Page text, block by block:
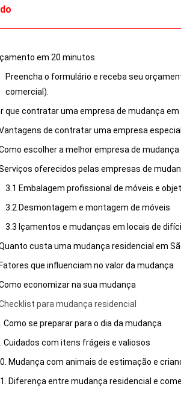
em 20 minutos
Preencha o formulário e receba seu
comercial).
que contratar uma empresa de mudança em
de contratar uma empresa
escolher a melhor empresa de mudança
oferecidos pelas empresas de
3.1 Embalagem profissional de móveis e
3.2 Desmontagem e montagem de móveis
3.3 Içamentos e mudanças em locais de
custa uma mudança residencial em
que influenciam no valor da mudança
economizar na sua mudança
para mudança residencial
Como se preparar para o dia da mudança
Cuidados com itens frágeis e valiosos
Mudança com animais de estimação e
Diferença entre mudança residencial e